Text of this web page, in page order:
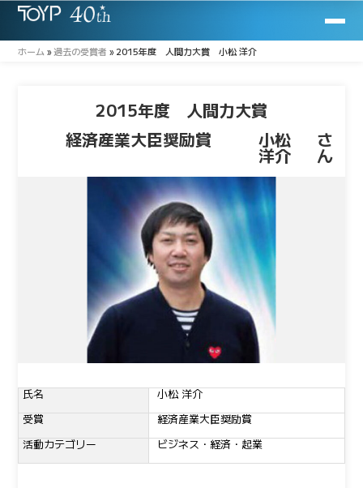
ホーム »過去の受賞者 »2015年度 人間力大賞 小松 洋介
2015年度 人間力大賞
経済産業大臣奨励賞
小松
洋介
さ
ん
氏名
小松 洋介
受賞
経済産業大臣奨励賞
活動カテゴリー
ビジネス・経済・起業